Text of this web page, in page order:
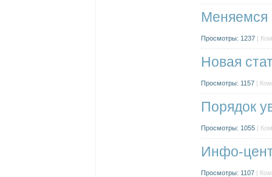
Меняемся
Просмотры: 1237 |
Новая
Просмотры: 1157 |
Порядок
Просмотры: 1055 |
Инфо-
Просмотры: 1107 |